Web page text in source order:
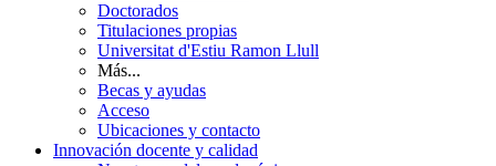
Doctorados
Titulaciones propias
Universitat d'Estiu Ramon Llull
Más...
Becas y ayudas
Acceso
Ubicaciones y contacto
Innovación docente y calidad